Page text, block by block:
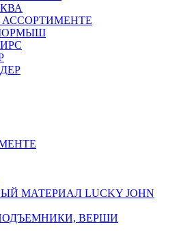
МАТЕРИАЛ LUCKY JOHN
ВЕРШИ